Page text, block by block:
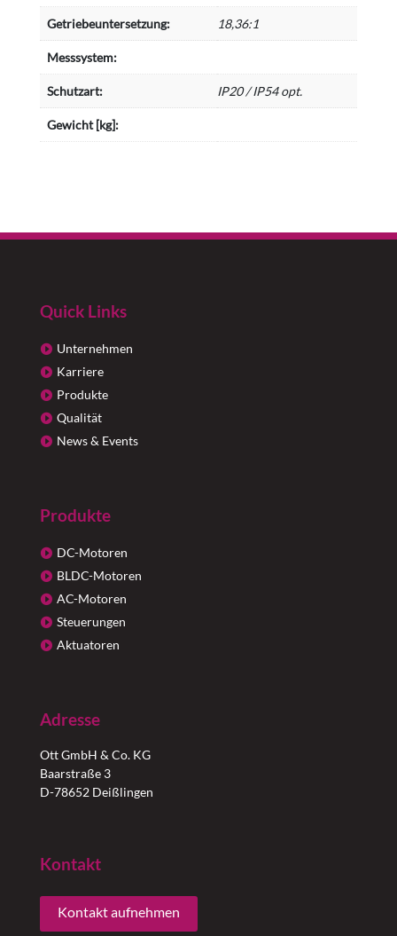
Getriebeuntersetzung: 18,36:1
Messsystem:
Schutzart: IP20 / IP54 opt.
Gewicht [kg]:
Quick Links
Unternehmen
Karriere
Produkte
Qualität
News & Events
Produkte
DC-Motoren
BLDC-Motoren
AC-Motoren
Steuerungen
Aktuatoren
Adresse
Ott GmbH & Co. KG
Baarstraße 3
D-78652 Deißlingen
Kontakt
Kontakt aufnehmen